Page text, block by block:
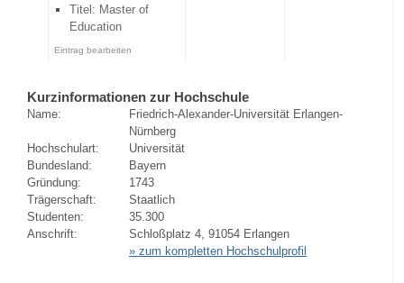
Titel: Master of
Education
Eintrag bearbeiten
Kurzinformationen zur Hochschule
Name:
Friedrich-Alexander-Universität Erlangen-
Nürnberg
Hochschulart:
Universität
Bundesland:
Bayern
Gründung:
1743
Trägerschaft:
Staatlich
Studenten:
35.300
Anschrift:
Schloßplatz 4, 91054 Erlangen
» zum kompletten Hochschulprofil